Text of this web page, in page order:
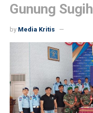
Gunung Sugih
by Media Kritis